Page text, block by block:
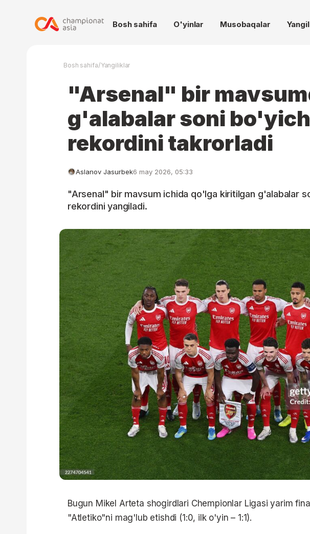
Bosh sahifa O'yinlar Musobaqalar
Bosh sahifa/Yangiliklar
"Arsenal" bir
g'alabalar soni
rekordini takrorladi
Aslanov Jasurbek6 may 2026, 05:33
"Arsenal" bir mavsum ichida qo'lga kiritilgan g'alabalar
rekordini yangiladi.
Bugun Mikel Arteta shogirdlari Chempionlar Ligasi yarim
"Atletiko"ni mag'lub etishdi (1:0, ilk o'yin – 1:1).